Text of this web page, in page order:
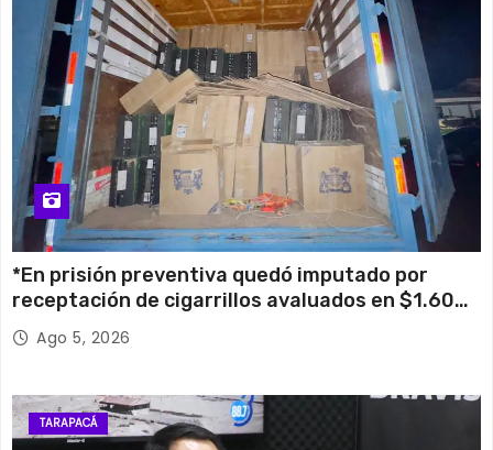
*En prisión preventiva quedó imputado por
receptación de cigarrillos avaluados en $1.600
millones*
Ago 5, 2026
TARAPACÁ